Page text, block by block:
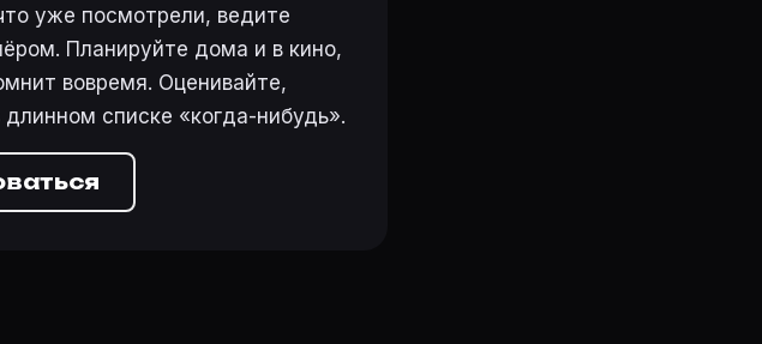
уже посмотрели, ведите
Планируйте дома и в кино,
вовремя. Оценивайте,
списке «когда-нибудь».